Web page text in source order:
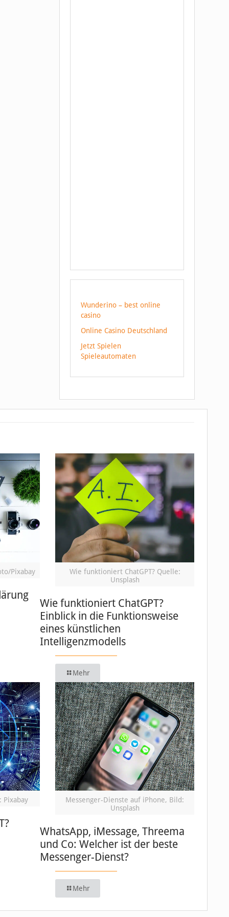
Wunderino – best online
casino
Online Casino Deutschland
Jetzt Spielen
Spieleautomaten
Pixabay
Wie funktioniert ChatGPT? Quelle:
Unsplash
Wie funktioniert ChatGPT?
Einblick in die Funktionsweise
eines künstlichen
Intelligenzmodells
Mehr
Pixabay
Messenger-Dienste auf iPhone, Bild:
Unsplash
WhatsApp, iMessage, Threema
und Co: Welcher ist der beste
Messenger-Dienst?
Mehr